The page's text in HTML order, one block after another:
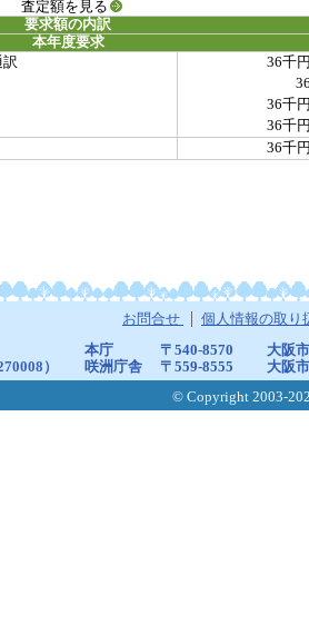
査定額を見る
要求額の内訳
本年度要求
36千
36千
36千
36千
お問合せ 個人情報の取り
）
本庁 〒540-8570
大阪
咲洲庁舎
〒559-8555
大阪
© Copyright 2003-